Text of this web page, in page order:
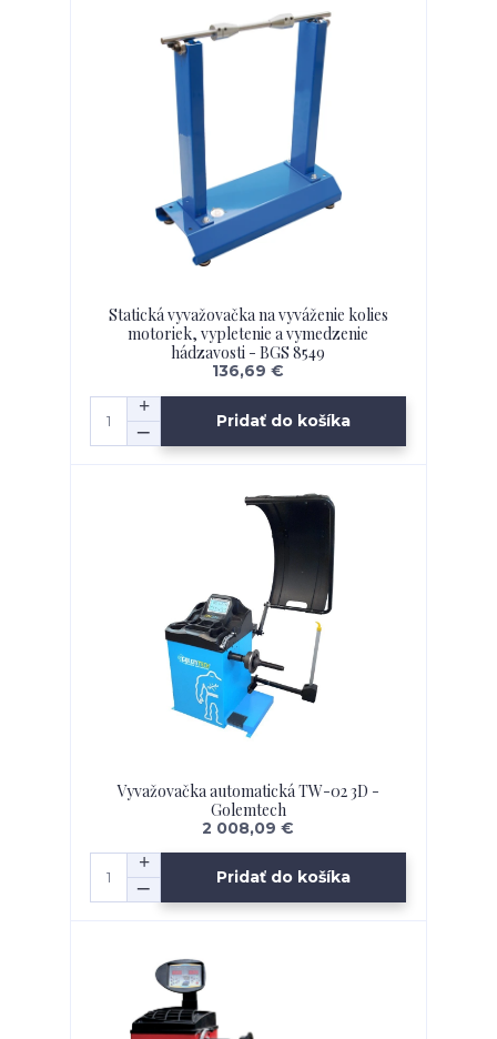
Statická vyvažovačka na vyváženie kolies
motoriek, vypletenie a vymedzenie
hádzavosti - BGS 8549
136,69 €
Pridať do košíka
Vyvažovačka automatická TW-02 3D -
Golemtech
2 008,09 €
Pridať do košíka